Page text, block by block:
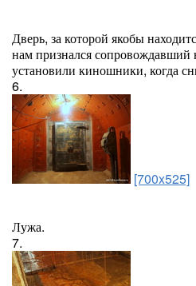
Дверь, за которой якобы
нам признался сопровождавший
установили киношники, когда
6.
[700x525]
Лужа.
7.